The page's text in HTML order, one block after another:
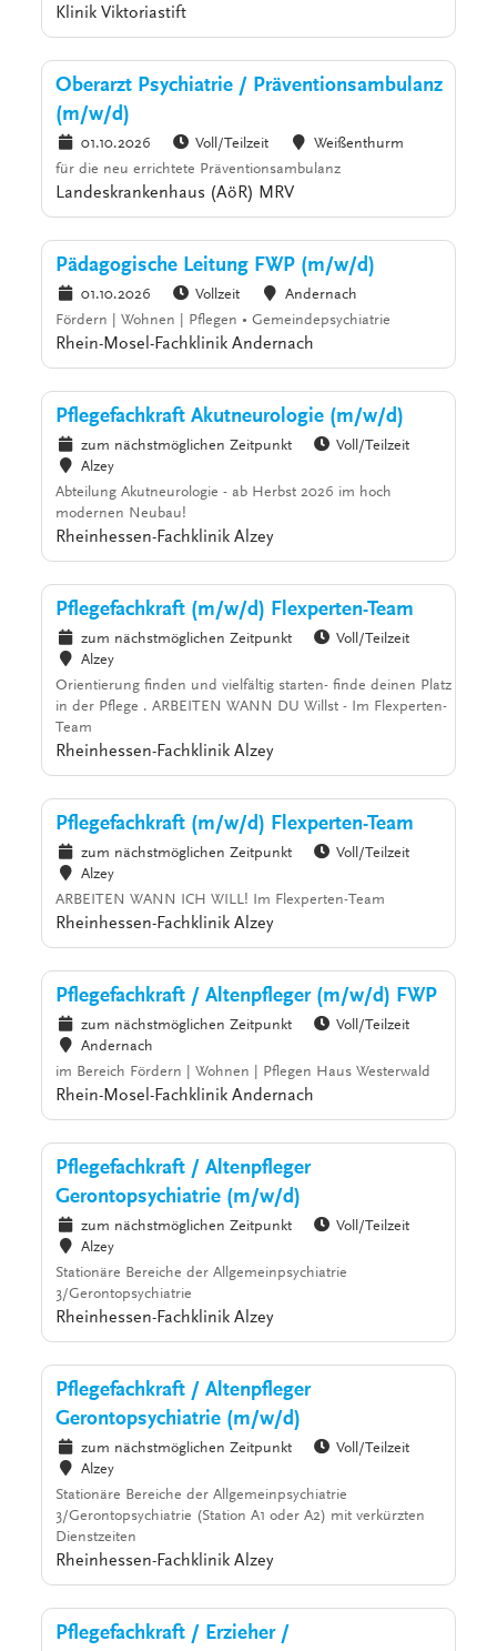
Klinik Viktoriastift
Oberarzt Psychiatrie / Präventionsambulanz
(m/w/d)
01.10.2026 Voll/Teilzeit
Weißenthurm
für die neu errichtete Präventionsambulanz
Landeskrankenhaus (AöR) MRV
Pädagogische Leitung FWP (m/w/d)
01.10.2026 Vollzeit
Andernach
Fördern | Wohnen | Pflegen • Gemeindepsychiatrie
Rhein-Mosel-Fachklinik Andernach
Pflegefachkraft Akutneurologie (m/w/d)
zum nächstmöglichen Zeitpunkt
Voll/Teilzeit
Alzey
Abteilung Akutneurologie - ab Herbst 2026 im hoch
modernen Neubau!
Rheinhessen-Fachklinik Alzey
Pflegefachkraft (m/w/d) Flexperten-Team
zum nächstmöglichen Zeitpunkt
Voll/Teilzeit
Alzey
Orientierung finden und vielfältig starten- finde deinen Platz
in der Pflege . ARBEITEN WANN DU Willst - Im Flexperten-
Team
Rheinhessen-Fachklinik Alzey
Pflegefachkraft (m/w/d) Flexperten-Team
zum nächstmöglichen Zeitpunkt
Voll/Teilzeit
Alzey
ARBEITEN WANN ICH WILL! Im Flexperten-Team
Rheinhessen-Fachklinik Alzey
Pflegefachkraft / Altenpfleger (m/w/d) FWP
zum nächstmöglichen Zeitpunkt
Voll/Teilzeit
Andernach
im Bereich Fördern | Wohnen | Pflegen Haus Westerwald
Rhein-Mosel-Fachklinik Andernach
Pflegefachkraft / Altenpfleger
Gerontopsychiatrie (m/w/d)
zum nächstmöglichen Zeitpunkt
Voll/Teilzeit
Alzey
Stationäre Bereiche der Allgemeinpsychiatrie
3/Gerontopsychiatrie
Rheinhessen-Fachklinik Alzey
Pflegefachkraft / Altenpfleger
Gerontopsychiatrie (m/w/d)
zum nächstmöglichen Zeitpunkt
Voll/Teilzeit
Alzey
Stationäre Bereiche der Allgemeinpsychiatrie
3/Gerontopsychiatrie (Station A1 oder A2) mit verkürzten
Dienstzeiten
Rheinhessen-Fachklinik Alzey
Pflegefachkraft / Erzieher /